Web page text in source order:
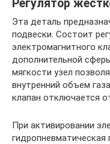
Регулятор
Эта деталь
подвески. Состоит
электромагнитного
дополнительной
мягкости узел
внутренний объем
клапан отключается
При активировании